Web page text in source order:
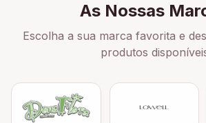
As Nossas
Escolha a sua marca favorita e
produtos